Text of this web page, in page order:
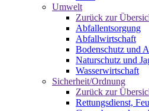
Umwelt
Zurück zur
Abfallentsorgung
Abfallwirtschaft
Bodenschutz und
Naturschutz und
Wasserwirtschaft
Sicherheit/Ordnung
Zurück zur
Rettungsdienst,